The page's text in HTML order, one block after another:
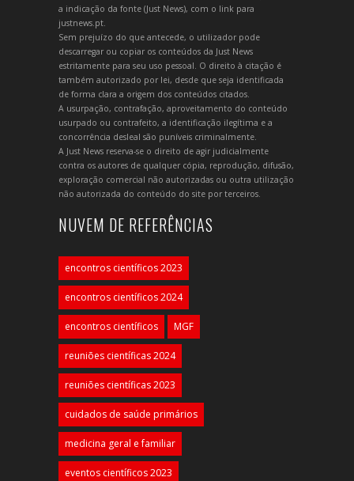
a indicação da fonte (Just News), com o link para
justnews.pt.
Sem prejuízo do que antecede, o utilizador pode
descarregar ou copiar os conteúdos da Just News
estritamente para seu uso pessoal. O direito à citação é
também autorizado por lei, desde que seja identificada
de forma clara a origem dos conteúdos citados.
A usurpação, contrafação, aproveitamento do conteúdo
usurpado ou contrafeito, a identificação ilegítima e a
concorrência desleal são puníveis criminalmente.
A Just News reserva-se o direito de agir judicialmente
contra os autores de qualquer cópia, reprodução, difusão,
exploração comercial não autorizadas ou outra utilização
não autorizada do conteúdo do site por terceiros.
NUVEM DE REFERÊNCIAS
encontros científicos 2023
encontros científicos 2024
encontros científicos MGF
reuniões científicas 2024
reuniões científicas 2023
cuidados de saúde primários
medicina geral e familiar
eventos científicos 2023